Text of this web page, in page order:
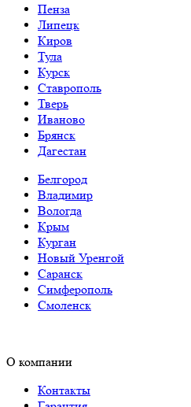
Пенза
Липецк
Киров
Тула
Курск
Ставрополь
Тверь
Иваново
Брянск
Дагестан
Белгород
Владимир
Вологда
Крым
Курган
Новый Уренгой
Саранск
Симферополь
Смоленск
О компании
Контакты